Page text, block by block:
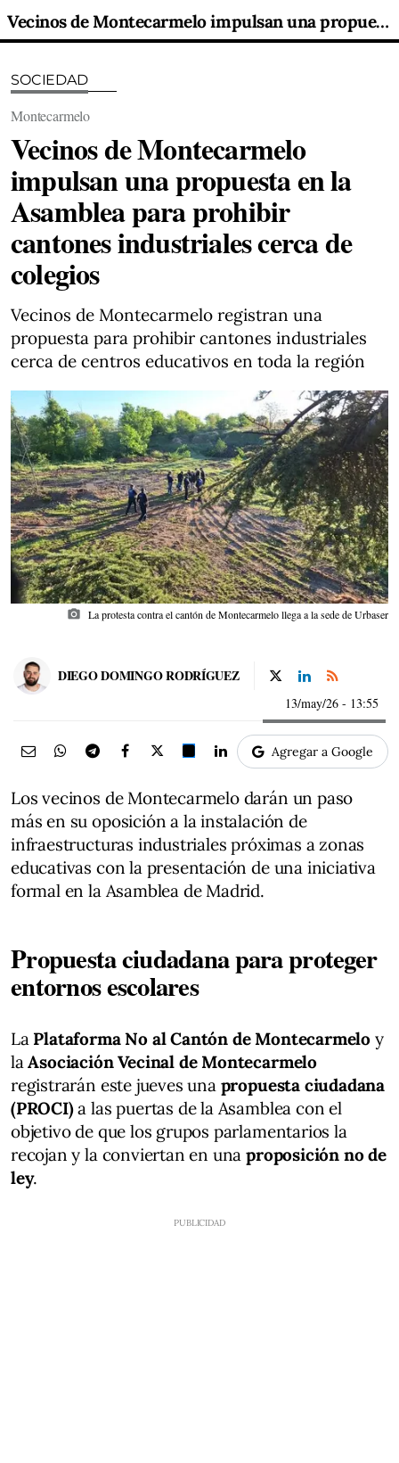
Vecinos de Montecarmelo impulsan una propuesta en la Asamblea para prohibir cantones industriales cerca de colegios
SOCIEDAD
Montecarmelo
Vecinos de Montecarmelo
impulsan una propuesta en la
Asamblea para prohibir
cantones industriales cerca de
colegios
Vecinos de Montecarmelo registran una
propuesta para prohibir cantones industriales
cerca de centros educativos en toda la región
photo_camera La protesta contra el cantón de Montecarmelo llega a la sede de Urbaser
DIEGO DOMINGO RODRÍGUEZ
13/may/26 - 13:55
Agregar a Google
Los vecinos de Montecarmelo darán un paso
más en su oposición a la instalación de
infraestructuras industriales próximas a zonas
educativas con la presentación de una iniciativa
formal en la Asamblea de Madrid.
Propuesta ciudadana para proteger
entornos escolares
La Plataforma No al Cantón de Montecarmelo y
laAsociación Vecinal de Montecarmelo
registrarán este jueves una propuesta ciudadana
(PROCI)a las puertas de la Asamblea con el
objetivo de que los grupos parlamentarios la
recojan y la conviertan en unaproposición no de
ley.